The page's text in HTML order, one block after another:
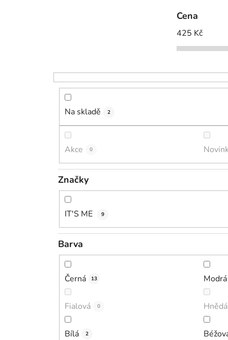
Cena
425 Kč
Na skladě 2
Akce 0
Značky
IT'S ME 9
Barva
Černá 13 Modrá
Fialová 0 Hnědá
Bílá 2